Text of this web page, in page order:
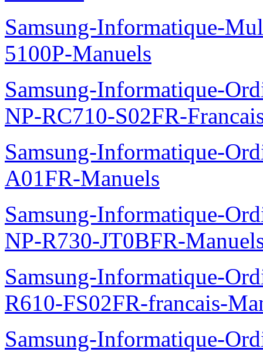
Samsung-Informatique-
5100P-Manuels
Samsung-Informatique-
NP-RC710-S02FR-
Samsung-Informatique-
A01FR-Manuels
Samsung-Informatique-
NP-R730-JT0BFR-
Samsung-Informatique-
R610-FS02FR-francais-
Samsung-Informatique-